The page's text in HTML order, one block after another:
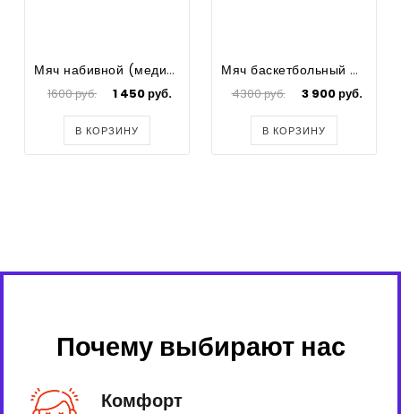
Мяч набивной (медицинбол) - 1кг. Натуральная кожа
1600 руб. 1 450 руб.
В КОРЗИНУ
Мяч баскетбольный Molten BGF7X
4300 руб. 3 900 руб.
В КОРЗИНУ
Почему выбирают нас
Комфорт